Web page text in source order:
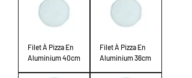
Filet À Pizza En
Aluminium 40cm
Filet À Pizza En
Aluminium 36cm